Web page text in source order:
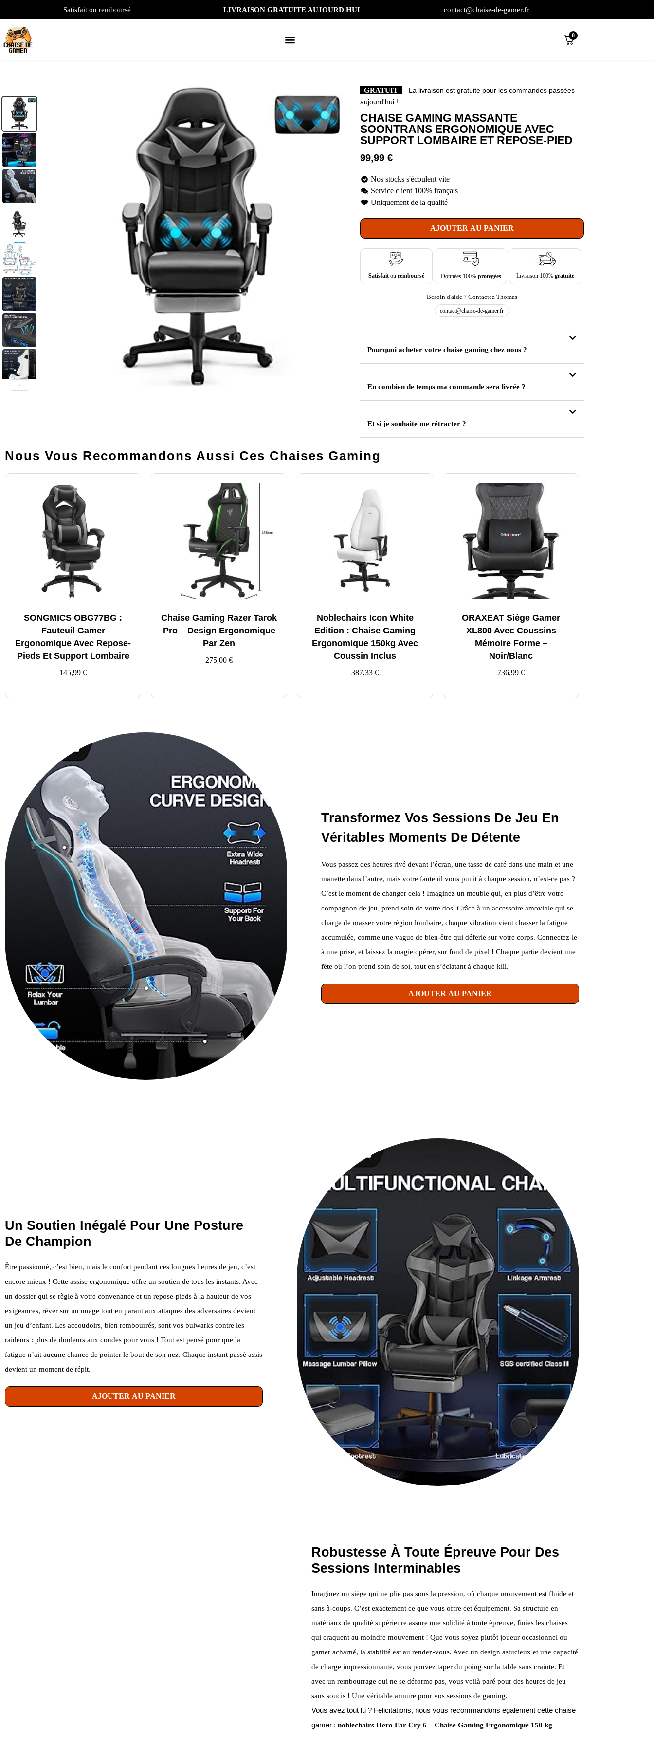
Satisfait ou remboursé LIVRAISON GRATUITE AUJOURD'HUI contact@chaise-de-gamer.fr
0
GRATUIT
La livraison est gratuite pour les commandes passées
aujourd'hui !
CHAISE GAMING MASSANTE
SOONTRANS ERGONOMIQUE AVEC
SUPPORT LOMBAIRE ET REPOSE-PIED
99,99 €
Nos stocks s'écoulent vite
Service client 100% français
Uniquement de la qualité
AJOUTER AU PANIER
Satisfait ouremboursé Données 100% protégées Livraison 100%gratuite
Besoin d'aide ? Contactez Thomas
contact@chaise-de-gamer.fr
Pourquoi acheter votre chaise gaming chez nous ?
En combien de temps ma commande sera livrée ?
Et si je souhaite me rétracter ?
Nous Vous Recommandons Aussi Ces Chaises Gaming
SONGMICS OBG77BG :
Fauteuil Gamer
Ergonomique Avec Repose-
Pieds Et Support Lombaire
145,99 €
Chaise Gaming Razer Tarok
Pro – Design Ergonomique
Par Zen
275,00 €
Noblechairs Icon White
Edition : Chaise Gaming
Ergonomique 150kg Avec
Coussin Inclus
387,33 €
ORAXEAT Siège Gamer
XL800 Avec Coussins
Mémoire Forme –
Noir/Blanc
736,99 €
Transformez Vos Sessions De Jeu En
Véritables Moments De Détente
Vous passez des heures rivé devant l’écran, une tasse de café dans une main et une
manette dans l’autre, mais votre fauteuil vous punit à chaque session, n’est-ce pas ?
C’est le moment de changer cela ! Imaginez un meuble qui, en plus d’être votre
compagnon de jeu, prend soin de votre dos. Grâce à un accessoire amovible qui se
charge de masser votre région lombaire, chaque vibration vient chasser la fatigue
accumulée, comme une vague de bien-être qui déferle sur votre corps. Connectez-le
à une prise, et laissez la magie opérer, sur fond de pixel ! Chaque partie devient une
fête où l’on prend soin de soi, tout en s’éclatant à chaque kill.
AJOUTER AU PANIER
Un Soutien Inégalé Pour Une Posture
De Champion
Être passionné, c’est bien, mais le confort pendant ces longues heures de jeu, c’est
encore mieux ! Cette assise ergonomique offre un soutien de tous les instants. Avec
un dossier qui se règle à votre convenance et un repose-pieds à la hauteur de vos
exigeances, rêver sur un nuage tout en parant aux attaques des adversaires devient
un jeu d’enfant. Les accoudoirs, bien rembourrés, sont vos bulwarks contre les
raideurs : plus de douleurs aux coudes pour vous ! Tout est pensé pour que la
fatigue n’ait aucune chance de pointer le bout de son nez. Chaque instant passé assis
devient un moment de répit.
AJOUTER AU PANIER
Robustesse À Toute Épreuve Pour Des
Sessions Interminables
Imaginez un siège qui ne plie pas sous la pression, où chaque mouvement est fluide et
sans à-coups. C’est exactement ce que vous offre cet équipement. Sa structure en
matériaux de qualité supérieure assure une solidité à toute épreuve, finies les chaises
qui craquent au moindre mouvement ! Que vous soyez plutôt joueur occasionnel ou
gamer acharné, la stabilité est au rendez-vous. Avec un design astucieux et une capacité
de charge impressionnante, vous pouvez taper du poing sur la table sans crainte. Et
avec un rembourrage qui ne se déforme pas, vous voilà paré pour des heures de jeu
sans soucis ! Une véritable armure pour vos sessions de gaming.
Vous avez tout lu ? Félicitations, nous vous recommandons également cette chaise
gamer : noblechairs Hero Far Cry 6 – Chaise Gaming Ergonomique 150 kg